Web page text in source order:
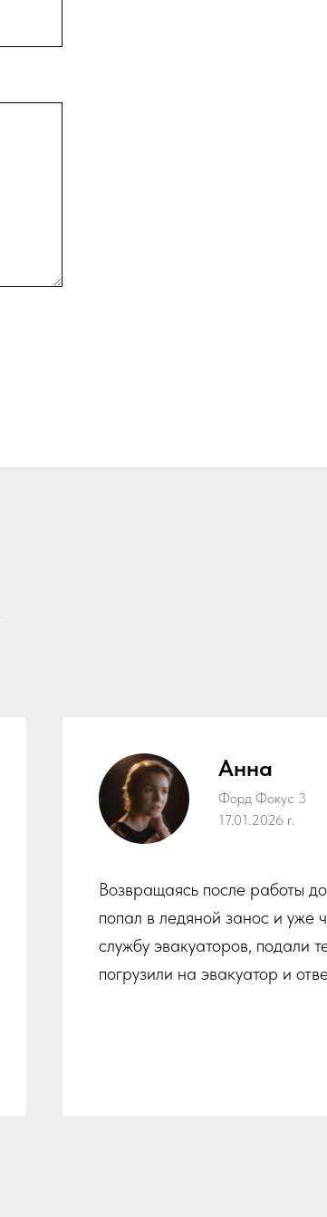
Анна
Форд Фокус 3
17.01.2026 г.
Возвращаясь после работы
попал в ледяной занос и уже
службу эвакуаторов, подали
погрузили на эвакуатор и